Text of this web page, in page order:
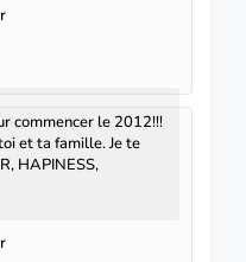
commencer le 2012!!!
et ta famille. Je te
HAPINESS,